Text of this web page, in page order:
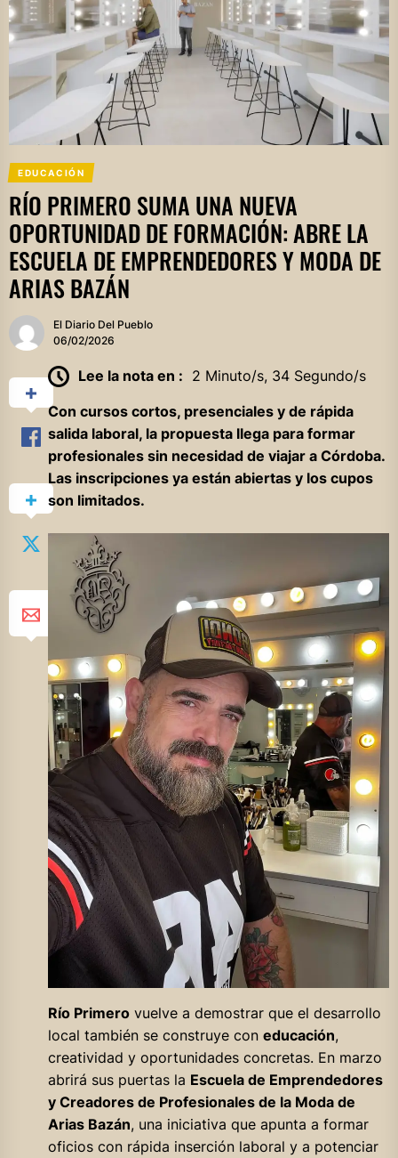
EDUCACIÓN
RÍO PRIMERO SUMA UNA NUEVA
OPORTUNIDAD DE FORMACIÓN: ABRE LA
ESCUELA DE EMPRENDEDORES Y MODA DE
ARIAS BAZÁN
El Diario Del Pueblo
06/02/2026
Lee la nota en : 2 Minuto/s, 34 Segundo/s
Con cursos cortos, presenciales y de rápida
salida laboral, la propuesta llega para formar
profesionales sin necesidad de viajar a Córdoba.
Las inscripciones ya están abiertas y los cupos
son limitados.
Río Primerovuelve a demostrar que el desarrollo
local también se construye con educación,
creatividad y oportunidades concretas. En marzo
abrirá sus puertas la Escuela de Emprendedores
y Creadores de Profesionales de la Moda de
Arias Bazán, una iniciativa que apunta a formar
oficios con rápida inserción laboral y a potenciar